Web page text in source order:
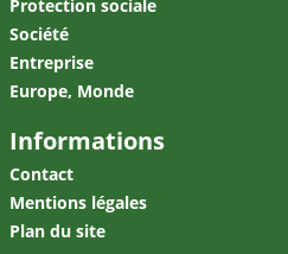
Protection sociale
Société
Entreprise
Europe, Monde
Informations
Contact
Mentions légales
Plan du site